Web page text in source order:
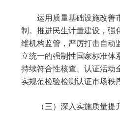
运用质量基础设施改善
制。推进民生计量建设，强
维机构监管，严厉打击自动
立统一的强制性国家标准
持续符合性核查、认证活动
实规范检验检测认证市场秩
（三）深入实施质量提